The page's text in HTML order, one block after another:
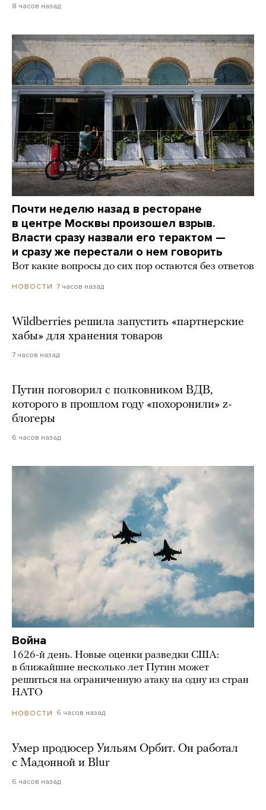
8 часов назад
Почти неделю назад в ресторане
в центре Москвы произошел взрыв.
Власти сразу назвали его терактом —
и сразу же перестали о нем говорить
Вот какие вопросы до сих пор остаются без ответов
НОВОСТИ 7 часов назад
Wildberries решила запустить «партнерские
хабы» для хранения товаров
7 часов назад
Путин поговорил с полковником ВДВ,
которого в прошлом году «похоронили» z-
блогеры
6 часов назад
Война
1626-й день. Новые оценки разведки США:
в ближайшие несколько лет Путин может
решиться на ограниченную атаку на одну из стран
НАТО
НОВОСТИ 6 часов назад
Умер продюсер Уильям Орбит. Он работал
с Мадонной и Blur
6 часов назад